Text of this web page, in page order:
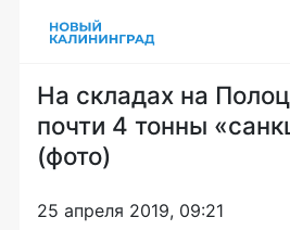
На складах на
почти 4 тонны
(фото)
25 апреля 2019, 09:21